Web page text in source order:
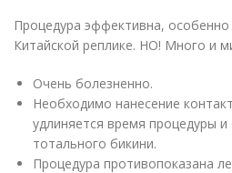
Процедура эффективна,
Китайской реплике. НО! Много и
Очень болезненно.
Необходимо нанесение
удлиняется время процедуры
тотального бикини.
Процедура противопоказана